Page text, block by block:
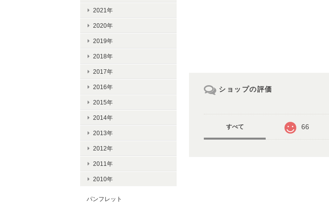
ショップの評価
すべて 66
2021年
2020年
2019年
2018年
2017年
2016年
2015年
2014年
2013年
2012年
2011年
2010年
パンフレット